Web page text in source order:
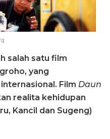
salah satu film
yang
Film Daun
realita kehidupan
Kancil dan Sugeng)